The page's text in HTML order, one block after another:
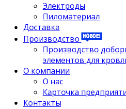
Электроды
Пиломатериал
Доставка
Производство
Производство
элементов для
О компании
О нас
Карточка
Контакты